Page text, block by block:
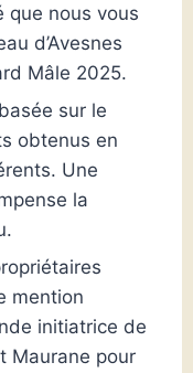
que nous vous
d’Avesnes
Mâle 2025.
sur le
obtenus en
Une
la
mention
initiatrice de
Maurane pour